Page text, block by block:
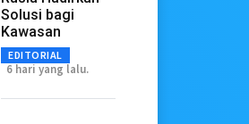
Solusi bagi
Kawasan
EDITORIAL
6 hari yang lalu.